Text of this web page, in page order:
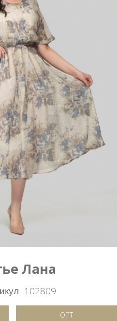
Лана
102809
ОПТ